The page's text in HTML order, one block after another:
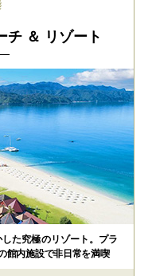
チ ＆ リゾート
た究極のリゾート。プラ
館内施設で非日常を満喫